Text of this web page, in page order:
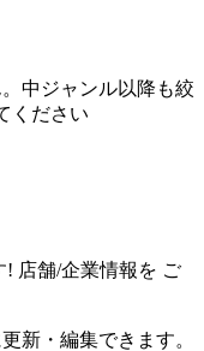
中ジャンル以降も絞
ください
! 店舗/企業情報を ご
新・編集できます。